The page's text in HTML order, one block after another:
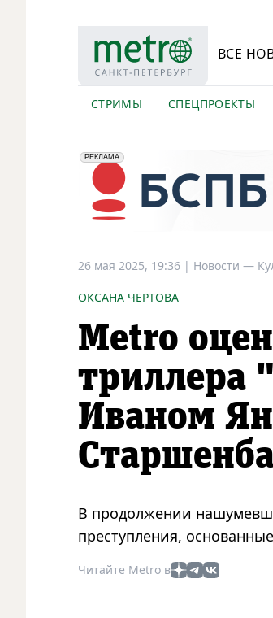
ВСЕ
СТРИМЫ СПЕЦПРОЕКТЫ
erid: 2VfnxyFybV5
РЕКЛАМА
ПАО "Банк "Санкт-Петербург", ИНН:
26 мая 2025, 19:36 | Новости —
ОКСАНА ЧЕРТОВА
Metro
триллера
Иваном
В продолжении
преступления,
Читайте Metro в